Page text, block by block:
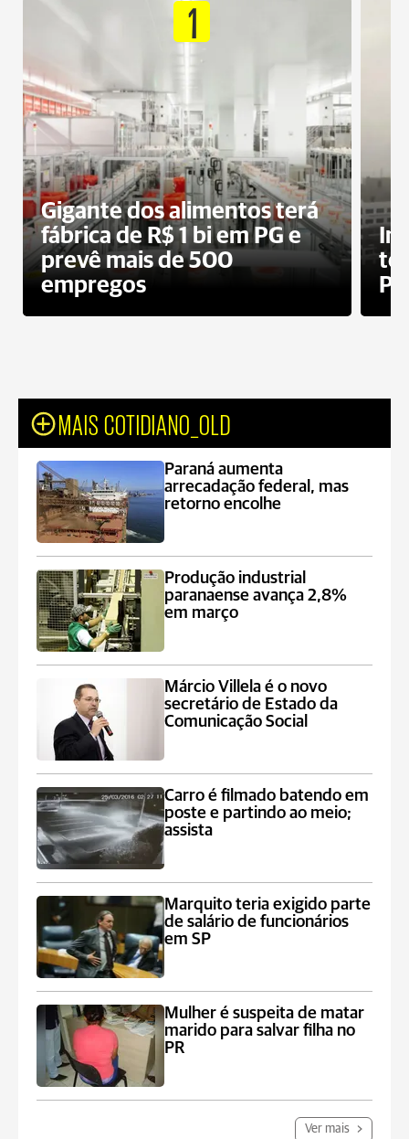
1
Gigante dos alimentos terá
fábrica de R$ 1 bi em PG e
prevê mais de 500
empregos
MAIS COTIDIANO_OLD
Paraná aumenta
arrecadação federal, mas
retorno encolhe
Produção industrial
paranaense avança 2,8%
em março
Márcio Villela é o novo
secretário de Estado da
Comunicação Social
Carro é filmado batendo em
poste e partindo ao meio;
assista
Marquito teria exigido parte
de salário de funcionários
em SP
Mulher é suspeita de matar
marido para salvar filha no
PR
Ver mais